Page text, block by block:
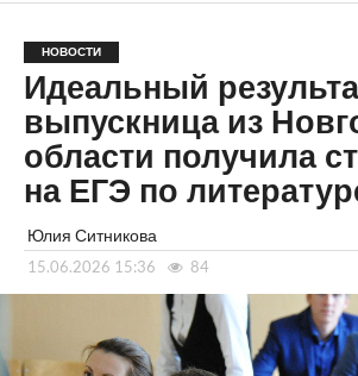
НОВОСТИ
Идеальный
выпускница из
области получила
на ЕГЭ по
Юлия Ситникова
15.06.2026 15:36 84